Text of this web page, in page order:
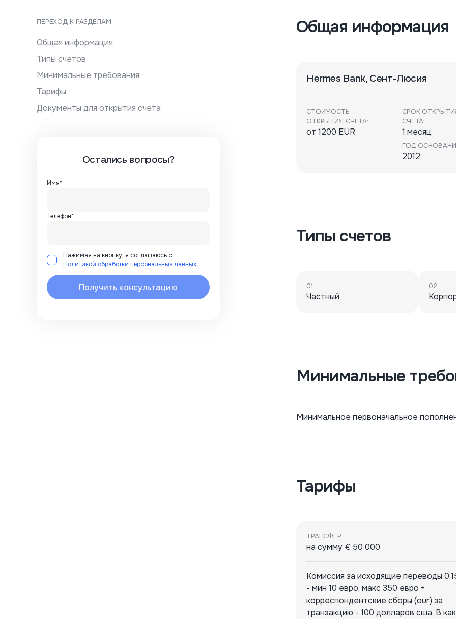
ПЕРЕХОД К РАЗДЕЛАМ
Общая информация
Типы счетов
Минимальные требования
Тарифы
Документы для открытия счета
Остались вопросы?
Имя*
Телефон*
Нажимая на кнопку, я соглашаюсь с
Политикой обработки персональных данных
Получить консультацию
Общая информация
Hermes Bank, Сент-Люсия
СТОИМОСТЬ
ОТКРЫТИЯ СЧЕТА:
от 1200 EUR
СРОК
СЧЕТА:
1 месяц
ГОД
2012
Типы счетов
01
Частный
02
Минимальные
Минимальное первоначальное
Тарифы
ТРАНСФЕР
на сумму € 50 000
Комиссия за исходящие переводы
- мин 10 евро, макс 350 евро +
корреспондентские сборы (our) за
транзакцию - 100 долларов сша. В